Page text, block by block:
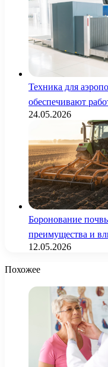
Техника для
обеспечивают
24.05.2026
Боронование
преимущества и
12.05.2026
Похожее